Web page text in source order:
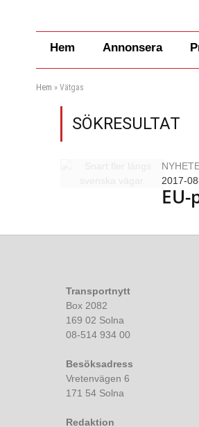
Hem Annonsera
Hem » Vätgas
SÖKRESULTAT
2017-
Transportnytt
Box 2082
169 02 Solna
08-514 934 00
Besöksadress
Vretenvägen 6
171 54 Solna
Redaktion